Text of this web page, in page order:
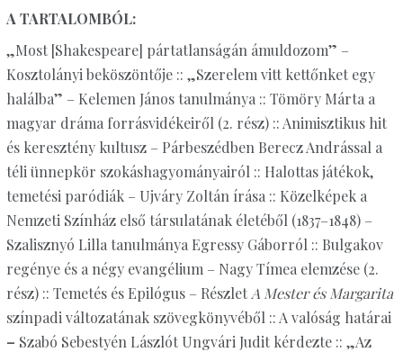
A TARTALOMBÓL:
„Most [Shakespeare] pártatlanságán ámuldozom” –
Kosztolányi beköszöntője :: „Szerelem vitt kettőnket egy
halálba” – Kelemen János tanulmánya :: Tömöry Márta a
magyar dráma forrásvidékeiről (2. rész) :: Animisztikus hit
és keresztény kultusz – Párbeszédben Berecz Andrással a
téli ünnepkör szokáshagyományairól :: Halottas játékok,
temetési paródiák – Ujváry Zoltán írása :: Közelképek a
Nemzeti Színház első társulatának életéből (1837–1848) –
Szalisznyó Lilla tanulmánya Egressy Gáborról :: Bulgakov
regénye és a négy evangélium – Nagy Tímea elemzése (2.
rész) :: Temetés és Epilógus – Részlet A Mester és Margarita
színpadi változatának szövegkönyvéből :: A valóság határai
– Szabó Sebestyén Lászlót Ungvári Judit kérdezte :: „Az